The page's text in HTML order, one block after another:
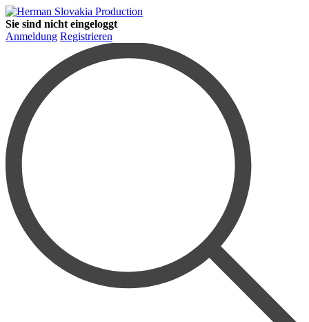
Sie sind nicht eingeloggt
Anmeldung Registrieren